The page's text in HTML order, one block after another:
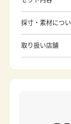
春にはたくさん
桜は縁起の良い
このお着物は季
※着付けに必要な
和服
分趾襪
採寸・素材につ
身丈
取り扱い店舗